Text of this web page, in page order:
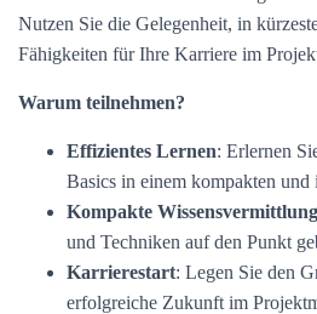
Nutzen Sie die Gelegenheit, in
Fähigkeiten für Ihre Karriere im
Warum teilnehmen?
Effizientes Lernen: Erlernen
Basics in einem kompakten und
Kompakte Wissensvermittlung
und Techniken auf den Punkt
Karrierestart: Legen Sie den
erfolgreiche Zukunft im